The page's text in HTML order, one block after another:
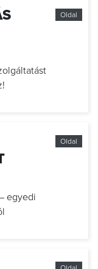
Oldal
Oldal
egyedi